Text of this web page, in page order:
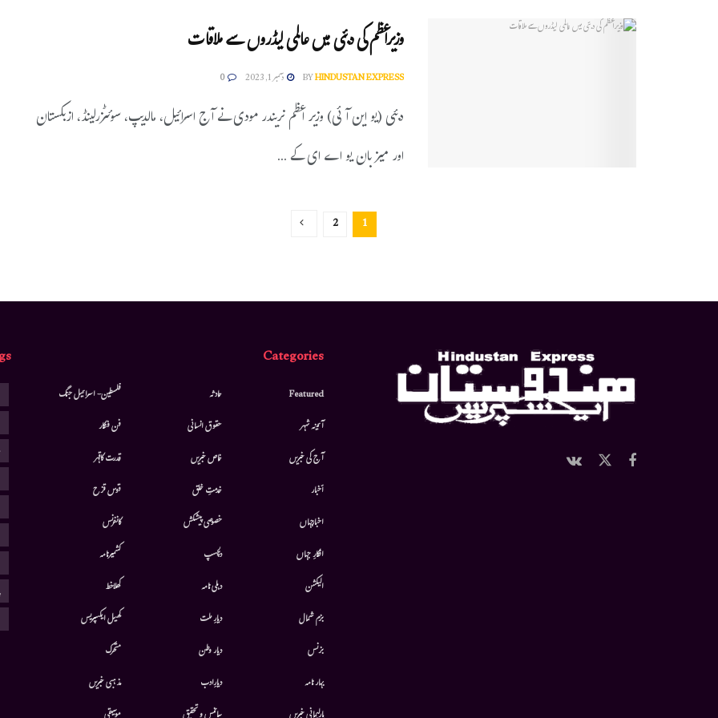
وزیراعظم کی دبئی میں عالمی لیڈروں سے ملاقات
BYHINDUSTAN EXPRESS دسمبر 1, 2023 0
دبئی (یو این آئی) وزیر اعظم نریندر مودی نے آج اسرائیل، مالدیپ، سوئٹزرلینڈ، ازبکستان
اور میزبان یو اے ای کے ...
1
2
Categories
Featured
آئینہ شہر
آج کی خبریں
أخبار
اخبارجہاں
افکارِ جہاں
الیکشن
بزم شمال
بزنس
بہار نامہ
حادثہ
حقوق انسانی
خاص خبریں
خدمتِ خلق
خصوصی پیشکش
دلچسپ
دہلی نامہ
دیارِ ملت
دیار وطن
دیارِادب
فلسطین- اسرائیل جنگ
فن فنکار
قدرت کاقہر
قوس قزح
کانفرنس
کشمیرنامہ
کھلاخط
کھیل ایکسپریس
متحرك
مذہبی خبریں